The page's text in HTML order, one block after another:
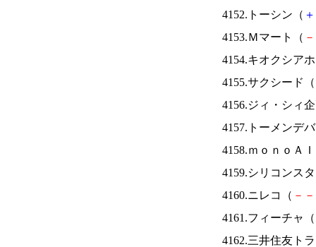
4152.トーシン（ ＋
4153.Ｍマート（ －
4154.キオクシア
4155.サクシード（
4156.ジィ・シィ
4157.トーメンデ
4158.ｍｏｎｏＡ
4159.シリコンス
4160.ニレコ（ － －
4161.フィーチャ（
4162.三井住友ト